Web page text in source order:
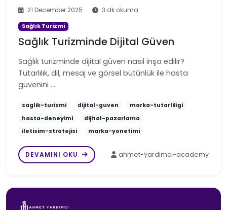
21 December 2025 3 dk okuma
Sağlık Turizmi
Sağlık Turizminde Dijital Güven
Sağlık turizminde dijital güven nasıl inşa edilir?
Tutarlılık, dil, mesaj ve görsel bütünlük ile hasta
güvenini …
saglik-turizmi dijital-guven
marka-tutarliligi
hasta-deneyimi
dijital-pazarlama
iletisim-stratejisi
marka-yonetimi
DEVAMINI OKU ahmet-yardimci-academy